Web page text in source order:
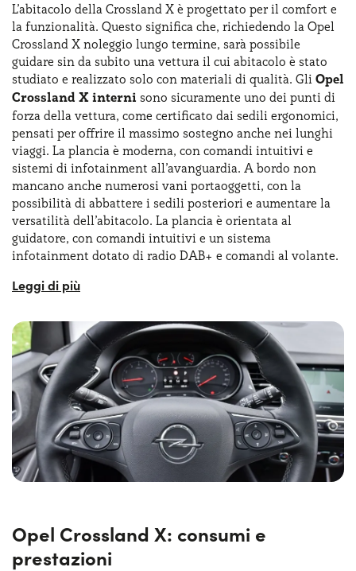
L’abitacolo della Crossland X è progettato per il comfort e
la funzionalità. Questo significa che, richiedendo la Opel
Crossland X noleggio lungo termine, sarà possibile
guidare sin da subito una vettura il cui abitacolo è stato
studiato e realizzato solo con materiali di qualità. Gli Opel
Crossland X interni sono sicuramente uno dei punti di
forza della vettura, come certificato dai sedili ergonomici,
pensati per offrire il massimo sostegno anche nei lunghi
viaggi. La plancia è moderna, con comandi intuitivi e
sistemi di infotainment all’avanguardia. A bordo non
mancano anche numerosi vani portaoggetti, con la
possibilità di abbattere i sedili posteriori e aumentare la
versatilità dell’abitacolo. La plancia è orientata al
guidatore, con comandi intuitivi e un sistema
infotainment dotato di radio DAB+ e comandi al volante.
Il volante in pelle, regolabile in
confortevole,tipica dei SUV, che assicura ottima
visibilità e controllo sulla strada. La dotazione di serie
comprende inoltre climatizzatore manuale, cruise control
con limitatore di velocità, e numerosi dispositivi di
sicurezza come airbag multipli, ESP con Traction Control e
sistema di assistenza alla partenza in salita. In sintesi, gli
Opel Crossland X interni combinano praticità, comfort e
tecnologia, rispecchiando la natura di un crossover
urbano moderno e versatile.
Opel Crossland X: consumi e
prestazioni